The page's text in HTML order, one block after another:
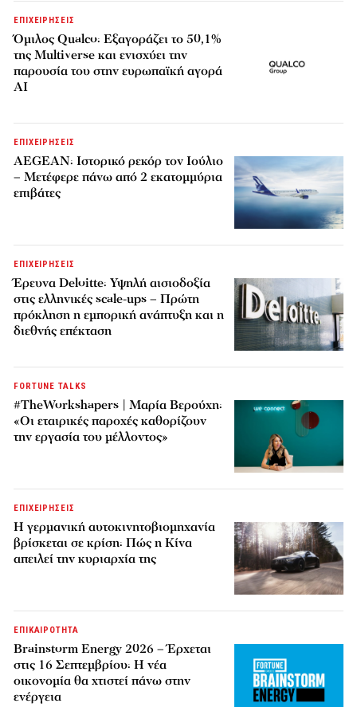
ΕΠΙΧΕΙΡΗΣΕΙΣ
Όμιλος Qualco: Εξαγοράζει το 50,1%
της Multiverse και ενισχύει την
παρουσία του στην ευρωπαϊκή αγορά
AI
ΕΠΙΧΕΙΡΗΣΕΙΣ
AEGEAN: Ιστορικό ρεκόρ τον Ιούλιο
– Μετέφερε πάνω από 2 εκατομμύρια
επιβάτες
ΕΠΙΧΕΙΡΗΣΕΙΣ
Έρευνα Deloitte: Υψηλή αισιοδοξία
στις ελληνικές scale-ups – Πρώτη
πρόκληση η εμπορική ανάπτυξη και η
διεθνής επέκταση
FORTUNE TALKS
#TheWorkshapers | Μαρία Βερούχη:
«Οι εταιρικές παροχές καθορίζουν
την εργασία του μέλλοντος»
ΕΠΙΧΕΙΡΗΣΕΙΣ
Η γερμανική αυτοκινητοβιομηχανία
βρίσκεται σε κρίση: Πώς η Κίνα
απειλεί την κυριαρχία της
ΕΠΙΚΑΙΡΟΤΗΤΑ
Brainstorm Energy 2026 – Έρχεται
στις 16 Σεπτεμβρίου: Η νέα
οικονομία θα χτιστεί πάνω στην
ενέργεια